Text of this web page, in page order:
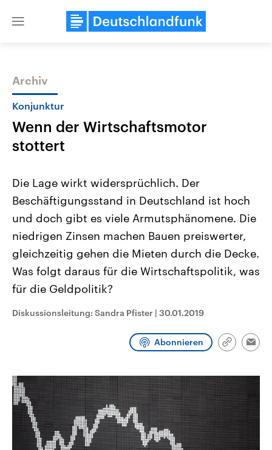
Close
Themen
Landtagswahl Sachsen-Anhalt
2026
Alle Informationen
Sachsen-Anhalt wählt am 6.
September 2026 einen neuen
Landtag. Seit 2021 wird das
Bundesland von einer Koalition aus
CDU, SPD und FDP regiert.-
Umfragen, Prognosen,
und Hintergründe zu den Parteien
und Kandidaten der anstehenden
USA
Aktuelle Beiträge,
Hintergründe
Wirtschaftlich und
gehören die Vereinigten
den mächtigsten Ländern
mit großem Einfluss auf
aktuelle Weltgeschehen.
Sendungen Programm Podcasts
Archiv
Konjunktur
Wenn der Wirtschaftsmotor
stottert
Die Lage wirkt widersprüchlich. Der
Beschäftigungsstand in Deutschland ist hoch
und doch gibt es viele Armutsphänomene. Die
niedrigen Zinsen machen Bauen preiswerter,
gleichzeitig gehen die Mieten durch die Decke.
Was folgt daraus für die Wirtschaftspolitik, was
für die Geldpolitik?
Diskussionsleitung: Sandra Pfister | 30.01.2019
Abonnieren
Link